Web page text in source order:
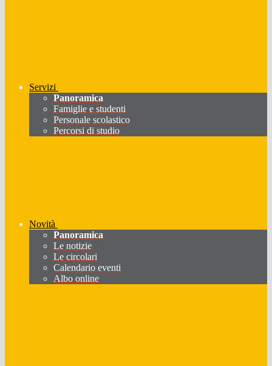
Servizi
Panoramica
Famiglie e studenti
Personale scolastico
Percorsi di studio
Novità
Panoramica
Le notizie
Le circolari
Calendario eventi
Albo online